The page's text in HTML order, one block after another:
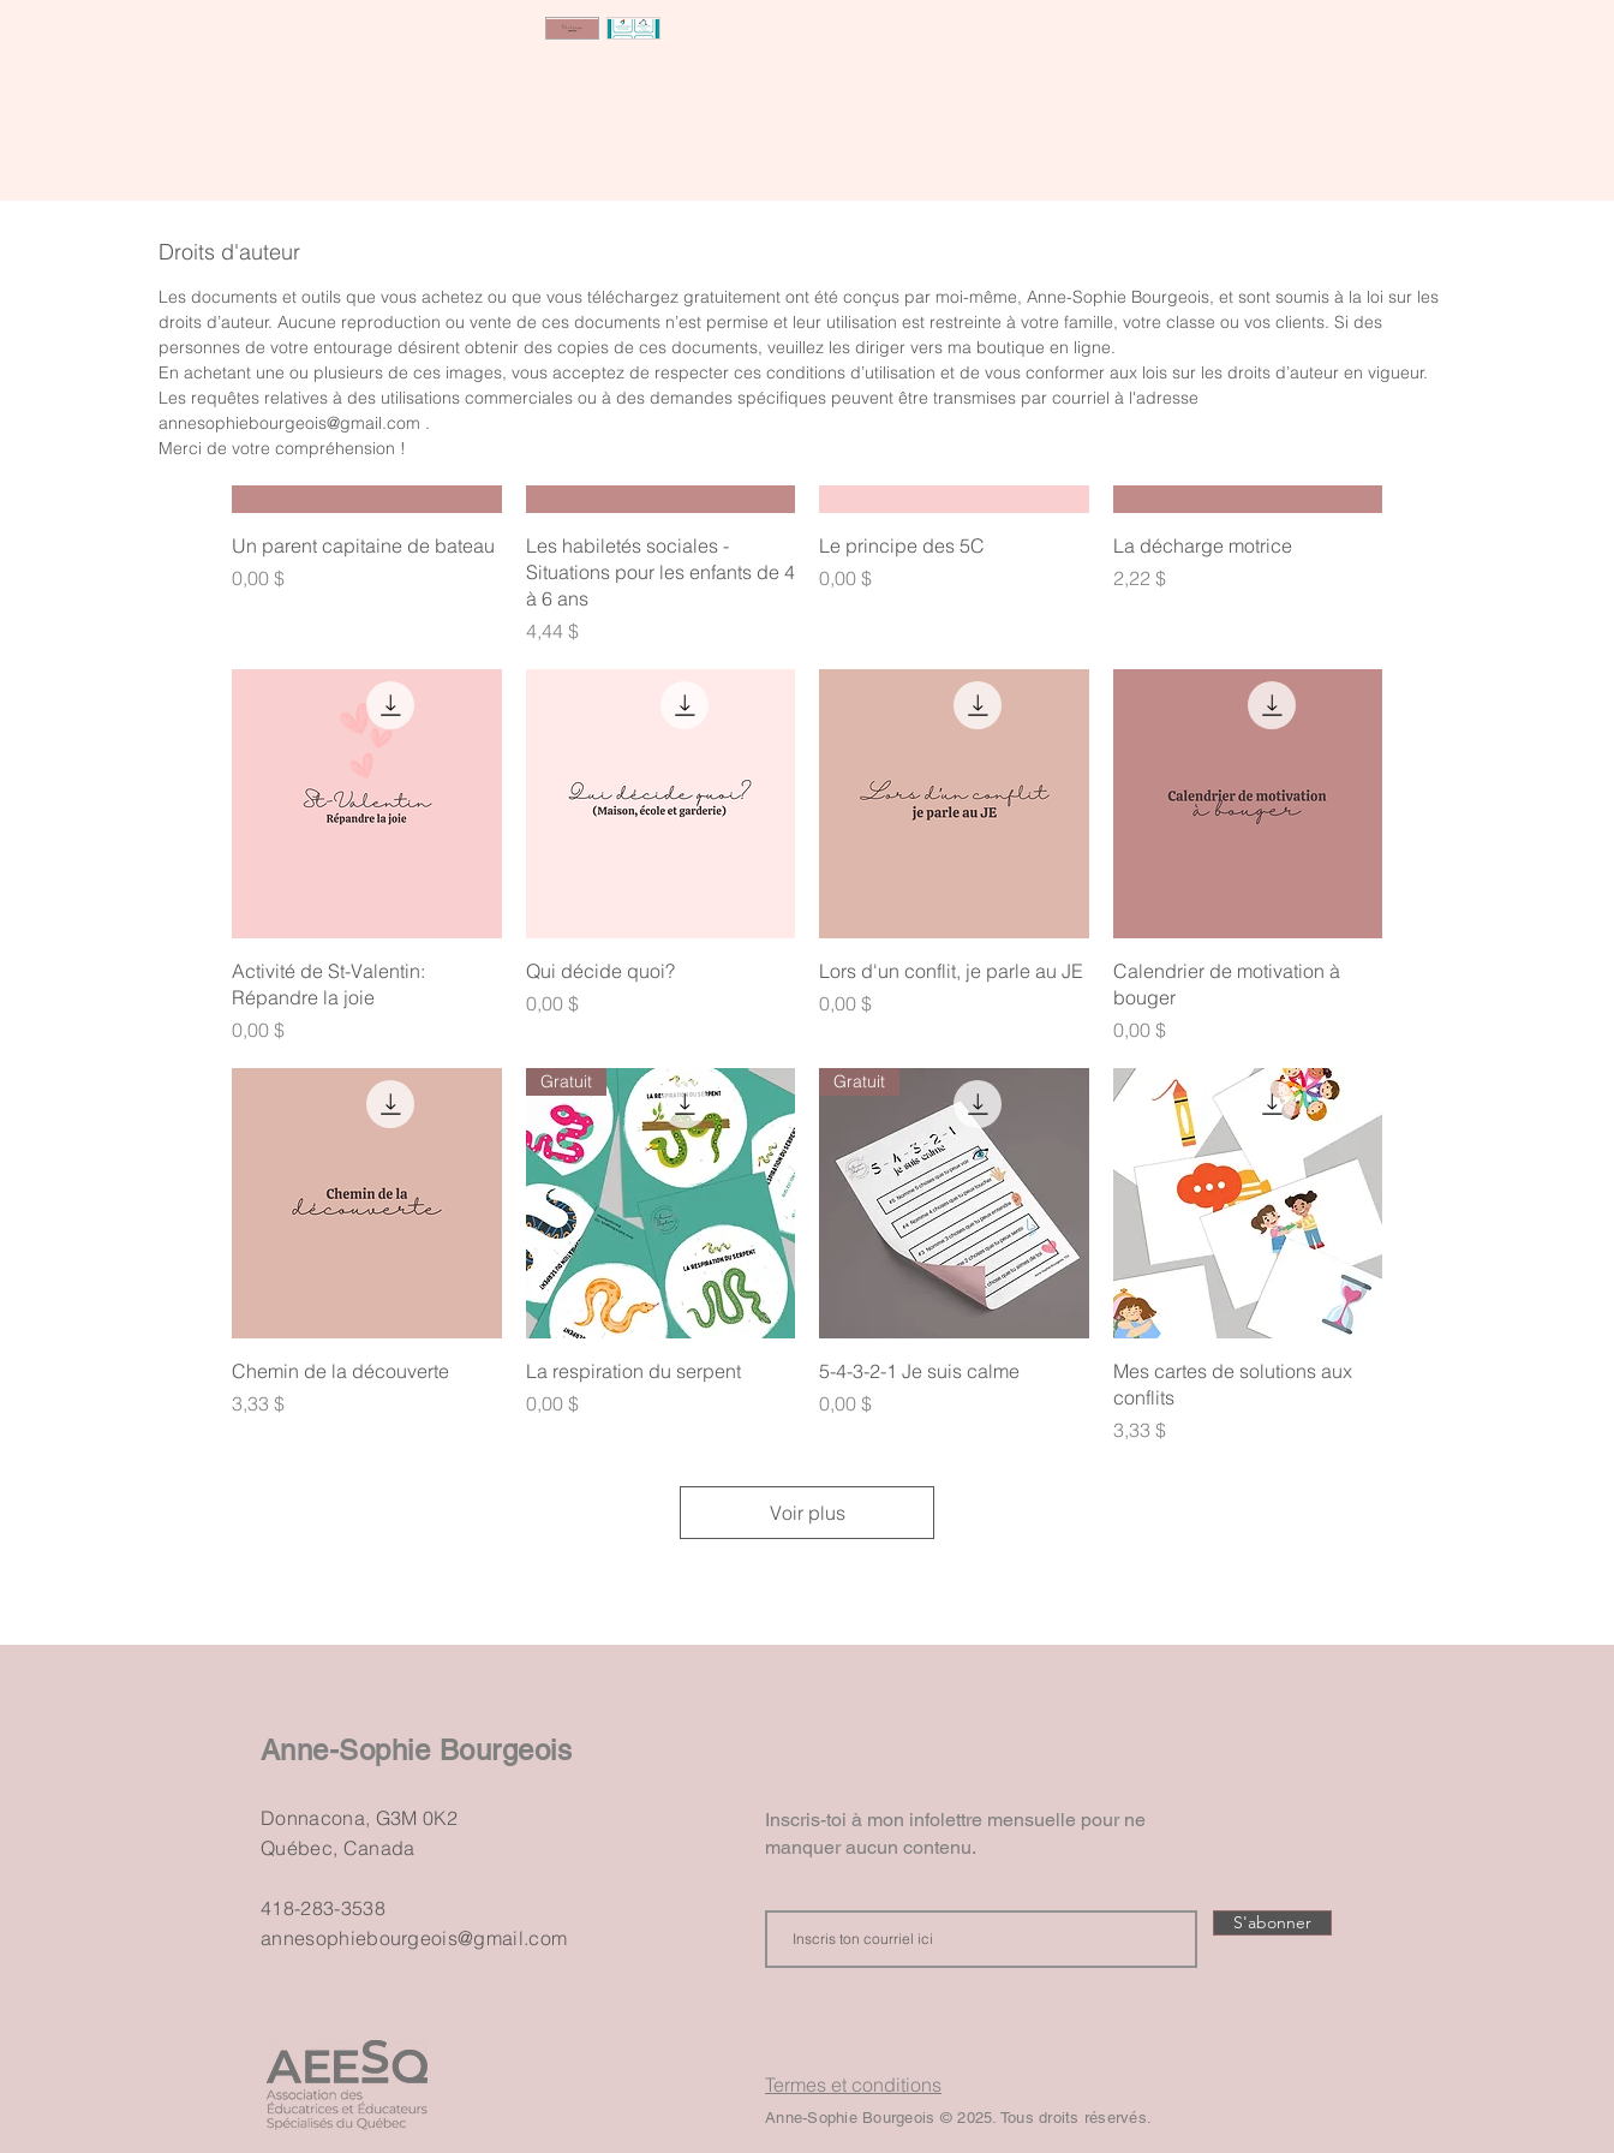
Aperçu rapide
Un parent capitaine de bateau
Prix
0,00 $
Aperçu rapide
Les habiletés sociales -
Situations pour les enfants de 4
à 6 ans
Prix
4,44 $
Aperçu rapide
Le principe des 5C
Prix
0,00 $
Aperçu rapide
La décharge motrice
Prix
2,22 $
Aperçu rapide
Activité de St-Valentin:
Répandre la joie
Prix
0,00 $
Aperçu rapide
Qui décide quoi?
Prix
0,00 $
Aperçu rapide
Lors d'un conflit, je parle au JE
Prix
0,00 $
Aperçu rapide
Calendrier de motivation à
bouger
Prix
0,00 $
Aperçu rapide
Chemin de la découverte
Prix
3,33 $
Aperçu rapide
Gratuit
La respiration du serpent
Prix
0,00 $
Aperçu rapide
Gratuit
5-4-3-2-1 Je suis calme
Prix
0,00 $
Aperçu rapide
Mes cartes de solutions aux
conflits
Prix
3,33 $
Voir plus
Droits d'auteur
Les documents et outils que vous achetez ou que vous téléchargez gratuitement ont été conçus par moi-même, Anne-Sophie Bourgeois, et sont soumis à la loi sur les
droits d’auteur. Aucune reproduction ou vente de ces documents n’est permise et leur utilisation est restreinte à votre famille, votre classe ou vos clients. Si des
personnes de votre entourage désirent obtenir des copies de ces documents, veuillez les diriger vers ma boutique en ligne.
En achetant une ou plusieurs de ces images, vous acceptez de respecter ces conditions d’utilisation et de vous conformer aux lois sur les droits d’auteur en vigueur.
Les requêtes relatives à des utilisations commerciales ou à des demandes spécifiques peuvent être transmises par courriel à l'adresse
annesophiebourgeois@gmail.com .
Merci de votre compréhension !
Anne-Sophie Bourgeois
Donnacona, G3M 0K2
Québec, Canada
418-283-3538
annesophiebourgeois@gmail.com
Inscris-toi à mon infolettre mensuelle pour ne
manquer aucun contenu.
S'abonner
Termes et conditions
Anne-Sophie Bourgeois © 2025. Tous droits réservés.